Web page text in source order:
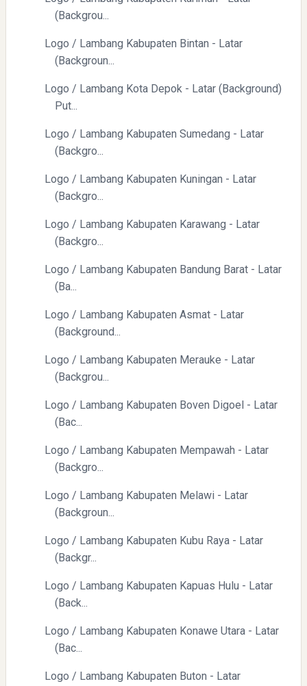
(Backgrou...
Logo / Lambang Kabupaten Bintan - Latar
(Backgroun...
Logo / Lambang Kota Depok - Latar (Background)
Put...
Logo / Lambang Kabupaten Sumedang - Latar
(Backgro...
Logo / Lambang Kabupaten Kuningan - Latar
(Backgro...
Logo / Lambang Kabupaten Karawang - Latar
(Backgro...
Logo / Lambang Kabupaten Bandung Barat - Latar
(Ba...
Logo / Lambang Kabupaten Asmat - Latar
(Background...
Logo / Lambang Kabupaten Merauke - Latar
(Backgrou...
Logo / Lambang Kabupaten Boven Digoel - Latar
(Bac...
Logo / Lambang Kabupaten Mempawah - Latar
(Backgro...
Logo / Lambang Kabupaten Melawi - Latar
(Backgroun...
Logo / Lambang Kabupaten Kubu Raya - Latar
(Backgr...
Logo / Lambang Kabupaten Kapuas Hulu - Latar
(Back...
Logo / Lambang Kabupaten Konawe Utara - Latar
(Bac...
Logo / Lambang Kabupaten Buton - Latar